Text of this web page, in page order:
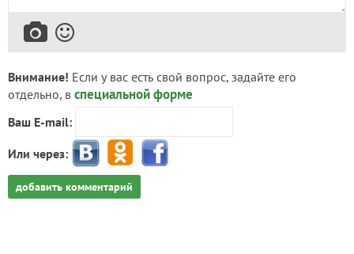
Внимание! Если у вас есть свой вопрос, задайте его
отдельно, в специальной форме
Ваш E-mail:
Или через:
добавить комментарий